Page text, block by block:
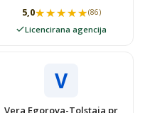
5,0★★★★★
★★★★★(86)
Licencirana agencija
V
Vera Egorova-Tolstaja pr